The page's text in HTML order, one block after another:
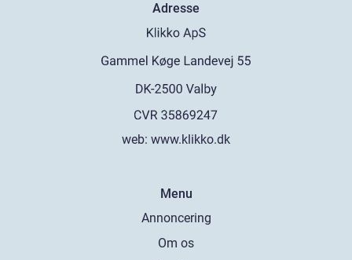
Adresse
web: www.klikko.dk
Menu
Annoncering
Om os